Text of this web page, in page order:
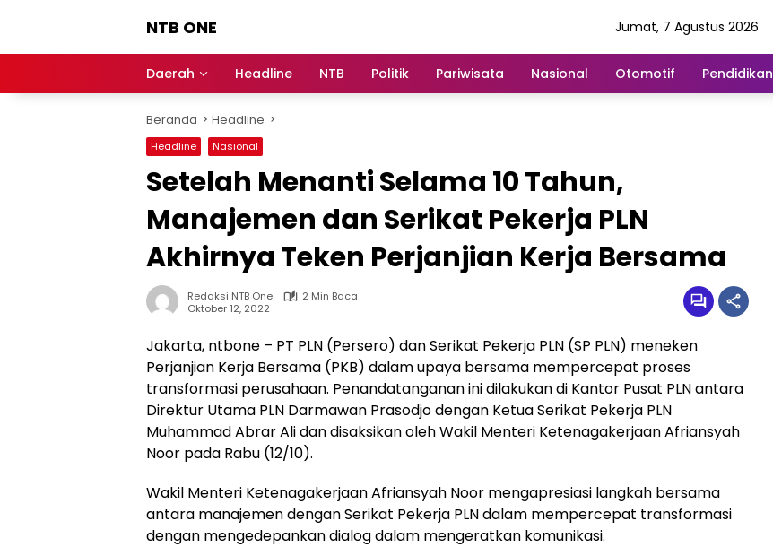
NTB ONE
dan
Berita
Lombok
Jumat, 7 Agustus 2026
Daerah Headline NTB Politik Pariwisata Nasional Otomotif Pendidikan
Beranda Headline
Headline Nasional
Setelah Menanti Selama 10 Tahun,
Manajemen dan Serikat Pekerja PLN
Akhirnya Teken Perjanjian Kerja Bersama
Redaksi NTB One
2 Min Baca
Oktober 12, 2022
Jakarta, ntbone – PT PLN (Persero) dan Serikat Pekerja PLN (SP PLN) meneken
Perjanjian Kerja Bersama (PKB) dalam upaya bersama mempercepat proses
transformasi perusahaan. Penandatanganan ini dilakukan di Kantor Pusat PLN antara
Direktur Utama PLN Darmawan Prasodjo dengan Ketua Serikat Pekerja PLN
Muhammad Abrar Ali dan disaksikan oleh Wakil Menteri Ketenagakerjaan Afriansyah
Noor pada Rabu (12/10).
Wakil Menteri Ketenagakerjaan Afriansyah Noor mengapresiasi langkah bersama
antara manajemen dengan Serikat Pekerja PLN dalam mempercepat transformasi
dengan mengedepankan dialog dalam mengeratkan komunikasi.